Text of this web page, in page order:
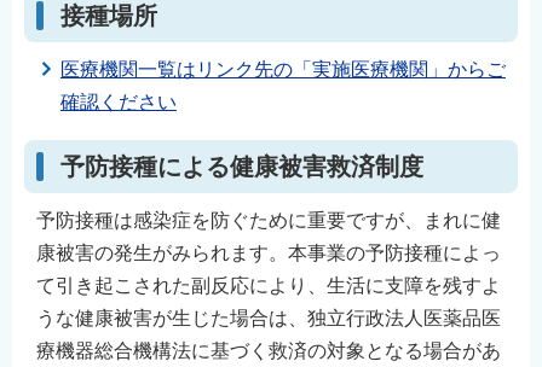
接種場所
医療機関一覧はリンク先の「実施医療機関」からご
確認ください
予防接種による健康被害救済制度
予防接種は感染症を防ぐために重要ですが、まれに健
康被害の発生がみられます。本事業の予防接種によっ
て引き起こされた副反応により、生活に支障を残すよ
うな健康被害が生じた場合は、独立行政法人医薬品医
療機器総合機構法に基づく救済の対象となる場合があ